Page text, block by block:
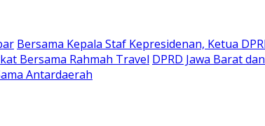
Bersama Kepala Staf Kepresidenan, Ketua
Bersama Rahmah Travel DPRD Jawa Barat
Antardaerah